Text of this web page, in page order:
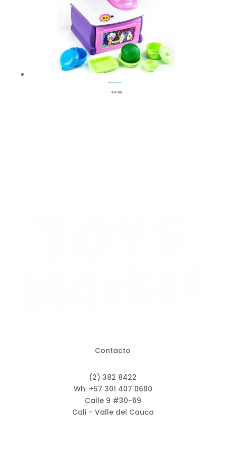
Licuadora
$56.900
Contacto
(2) 382 8422
Wh: +57 301 407 0690
Calle 9 #30-69
Cali – Valle del Cauca